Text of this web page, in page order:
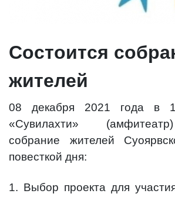
Состоится
жителей
08 декабря 2021 года в
«Сувилахти»
собрание жителей
повесткой дня:
1. Выбор проекта для